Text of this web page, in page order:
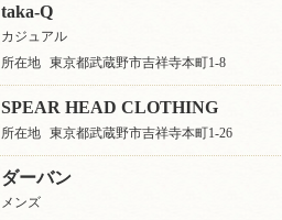
taka-Q
カジュアル
所在地
東京都武蔵野市吉祥寺本町1-8
SPEAR HEAD CLOTHING
所在地 東京都武蔵野市吉祥寺本町1-26
ダーバン
メンズ